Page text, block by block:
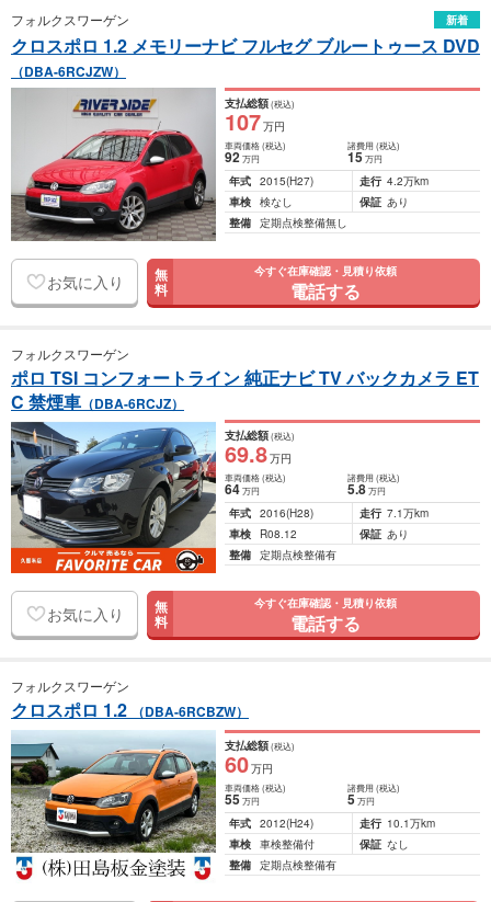
フォルクスワーゲン 新着
クロスポロ 1.2 メモリーナビ フルセグ ブルートゥース DVD
（DBA-6RCJZW）
支払総額(税込)
107万円
車両価格(税込)
92万円
諸費用 (税込)
15 万円
年式 2015(H27) 走行 4.2万km
車検 検なし 保証 あり
整備 定期点検整備無し
お気に入り 無
料
今すぐ在庫確認・見積り依頼
電話する
フォルクスワーゲン
ポロ TSI コンフォートライン 純正ナビ TV バックカメラ ET
C 禁煙車 （DBA-6RCJZ）
支払総額(税込)
69.8万円
車両価格(税込)
64万円
諸費用 (税込)
5.8 万円
年式 2016(H28) 走行 7.1万km
車検
R08.12 保証 あり
整備 定期点検整備有
お気に入り 無
料
今すぐ在庫確認・見積り依頼
電話する
フォルクスワーゲン
クロスポロ 1.2 （DBA-6RCBZW）
支払総額(税込)
60万円
車両価格(税込)
55万円
諸費用 (税込)
5 万円
年式 2012(H24) 走行 10.1万km
車検 車検整備付 保証 なし
整備 定期点検整備有